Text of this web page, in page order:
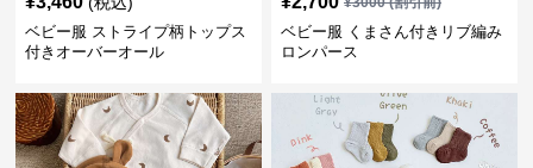
ベビー服 ストライプ柄トップス
付きオーバーオール
ベビー服 くまさん付きリブ編み
ロンパース